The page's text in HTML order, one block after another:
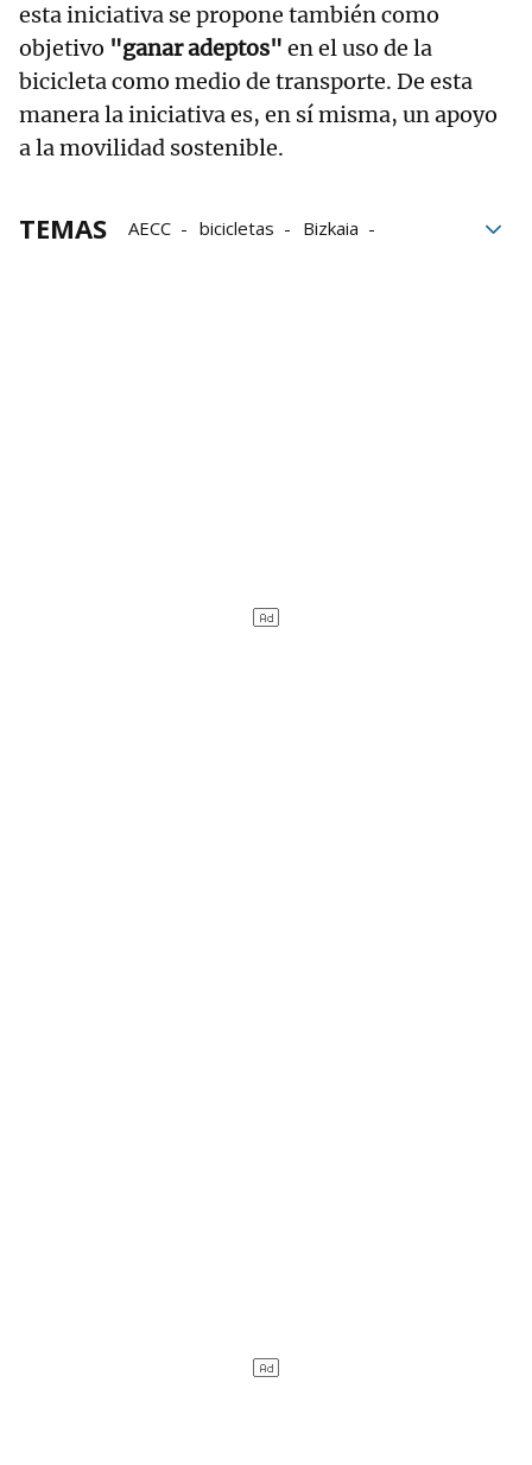
esta iniciativa se propone también como
objetivo "ganar adeptos" en el uso de la
bicicleta como medio de transporte. De esta
manera la iniciativa es, en sí misma, un apoyo
a la movilidad sostenible.
TEMAS AECC bicicletas
Bizkaia